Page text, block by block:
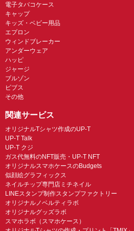
電子タバコケース
キャップ
キッズ・ベビー用品
エプロン
ウィンドブレーカー
アンダーウェア
ハッピ
ジャージ
ブルゾン
ビブス
その他
関連サービス
オリジナルTシャツ作成のUP-T
UP-T Talk
UP-T クジ
ガス代無料のNFT販売・UP-T NFT
オリジナルスマホケースのBudgets
似顔絵グラフィックス
ネイルチップ専門店ミチネイル
LINEスタンプ制作スタンプファクトリー
オリジナルノベルティラボ
オリジナルグッズラボ
スマホラボ（スマホケース）